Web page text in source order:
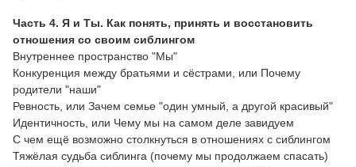
Часть 4. Я и Ты. Как понять, принять и восстановить
отношения со своим сиблингом
Внутреннее пространство "Мы"
Конкуренция между братьями и сёстрами, или Почему
родители "наши"
Ревность, или Зачем семье "один умный, а другой красивый"
Идентичность, или Чему мы на самом деле завидуем
С чем ещё возможно столкнуться в отношениях с сиблингом
Тяжёлая судьба сиблинга (почему мы продолжаем спасать)